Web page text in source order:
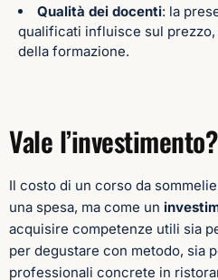
Qualità dei docenti: la
qualificati influisce sul prezzo,
della formazione.
Vale l’investimento?
Il costo di un corso da
una spesa, ma come un
acquisire competenze utili sia
per degustare con metodo, sia
professionali concrete in